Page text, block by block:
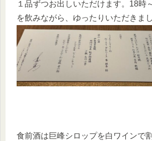
１品ずつお出しいただけます。18時
を飲みながら、ゆったりいただきまし
食前酒は巨峰シロップを白ワインで